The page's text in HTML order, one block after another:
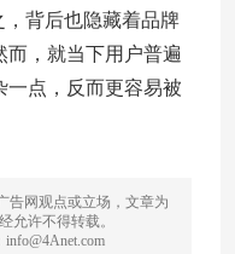
，背后也隐藏着品牌
而，就当下用户普遍
一点，反而更容易被
告网观点或立场，文章为
允许不得转载。